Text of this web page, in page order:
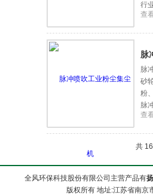
行
查
脉
脉
砂
粉
脉
查
共
全风环保科技股份有限公司主营产品有
版权所有 地址:江苏省南